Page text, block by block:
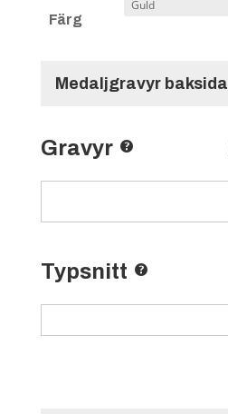
Färg
Medaljgravyr baksida
Gravyr
Typsnitt